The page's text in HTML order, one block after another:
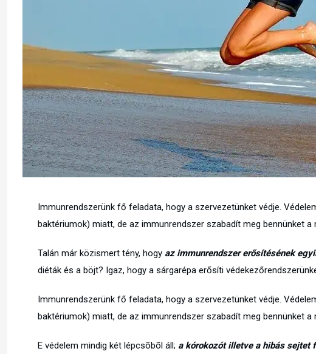
Immunrendszerünk fő feladata, hogy a szervezetünket védje.
baktériumok) miatt, de az immunrendszer szabadít meg bennünket
Talán már közismert tény, hogy az immunrendszer erősítésének
diéták és a böjt? Igaz, hogy a sárgarépa erősíti
Immunrendszerünk fő feladata, hogy a szervezetünket védje.
baktériumok) miatt, de az immunrendszer szabadít meg bennünket
E védelem mindig két lépcsõbõl áll; a kórokozót illetve a hibás sejtet